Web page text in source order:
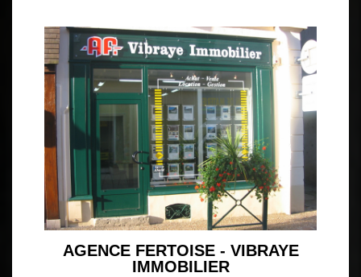
AGENCE FERTOISE - VIBRAYE
IMMOBILIER